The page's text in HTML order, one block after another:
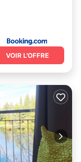
VOIR L’OFFRE